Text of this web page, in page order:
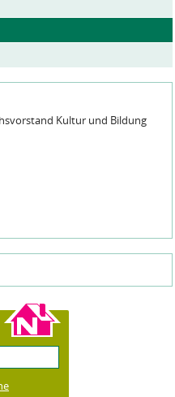
Kultur und Bildung